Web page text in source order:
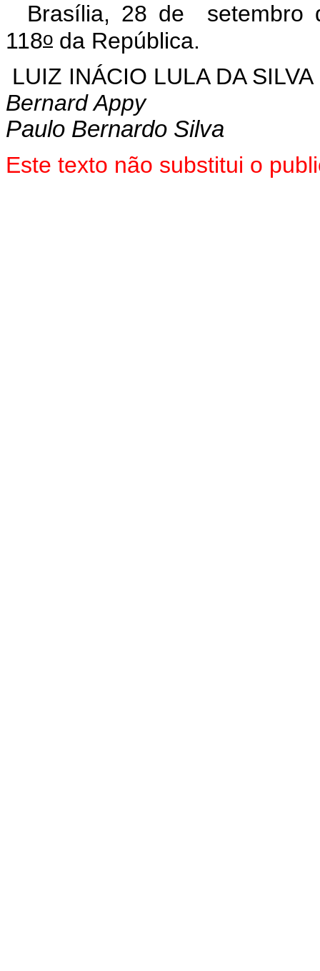
Brasília, 28 de setembro
118o da República.
LUIZ INÁCIO LULA DA SILVA
Bernard Appy
Paulo Bernardo Silva
Este texto não substitui o